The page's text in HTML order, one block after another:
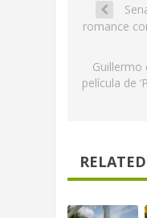
romance
Guillermo
película de